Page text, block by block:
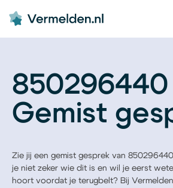
850296440 |
Gemist
Zie jij een gemist gesprek van
je niet zeker wie dit is en wil je eerst
hoort voordat je terugbelt? Bij